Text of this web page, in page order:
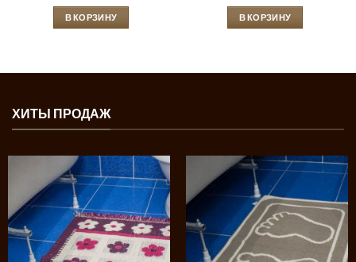
В КОРЗИНУ В КОРЗИНУ
ХИТЫ ПРОДАЖ